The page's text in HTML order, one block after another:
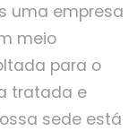
uma empresa
meio
para o
tratada e
sede está